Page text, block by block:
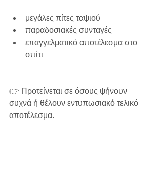
μεγάλες πίτες ταψιού
παραδοσιακές συνταγές
επαγγελματικό αποτέλεσμα στο
σπίτι
👉 Προτείνεται σε όσους ψήνουν
συχνά ή θέλουν εντυπωσιακό τελικό
αποτέλεσμα.